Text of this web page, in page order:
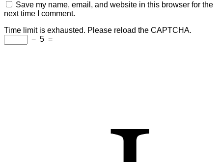
Save my name, email, and website in this browser for the
next time I comment.
Time limit is exhausted. Please reload the CAPTCHA.
− 5 =